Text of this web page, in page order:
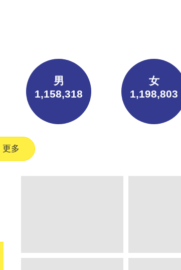
男
1,158,318
女
1,198,803
更多